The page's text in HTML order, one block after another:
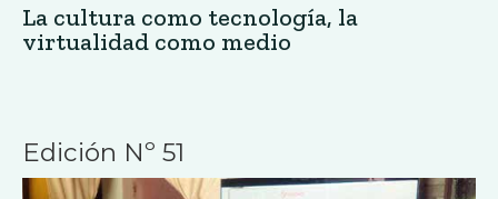
La cultura como tecnología, la
virtualidad como medio
Edición Nº 51